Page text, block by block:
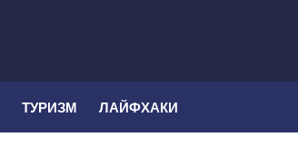
ТУРИЗМ ЛАЙФХАКИ